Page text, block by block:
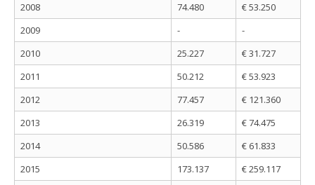
2008
74.480
€ 53.250
2009
-
-
2010
25.227
€ 31.727
2011
50.212
€ 53.923
2012
77.457
€ 121.360
2013
26.319
€ 74.475
2014
50.586
€ 61.833
2015
173.137
€ 259.117